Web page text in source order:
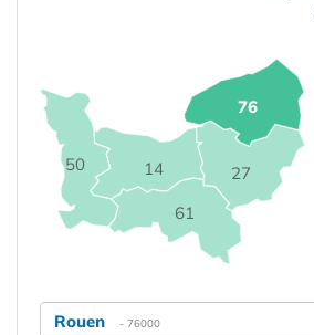
14 27
50
61
76
Rouen - 76000